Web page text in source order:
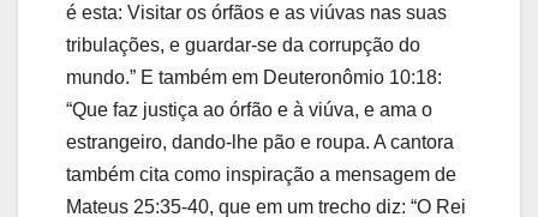
é esta: Visitar os órfãos e as viúvas nas suas
tribulações, e guardar-se da corrupção do
mundo.” E também em Deuteronômio 10:18:
“Que faz justiça ao órfão e à viúva, e ama o
estrangeiro, dando-lhe pão e roupa. A cantora
também cita como inspiração a mensagem de
Mateus 25:35-40, que em um trecho diz: “O Rei